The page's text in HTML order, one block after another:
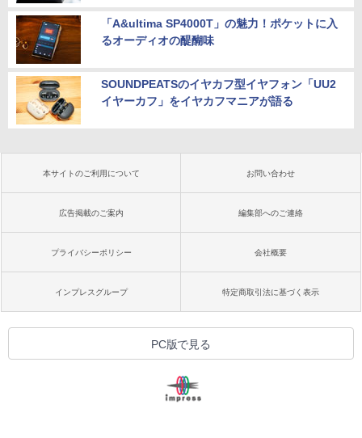
「A&ultima SP4000T」の魅力！ポケットに入
るオーディオの醍醐味
SOUNDPEATSのイヤカフ型イヤフォン「UU2
イヤーカフ」をイヤカフマニアが語る
本サイトのご利用について お問い合わせ
広告掲載のご案内 編集部へのご連絡
プライバシーポリシー 会社概要
インプレスグループ 特定商取引法に基づく表示
PC版で見る